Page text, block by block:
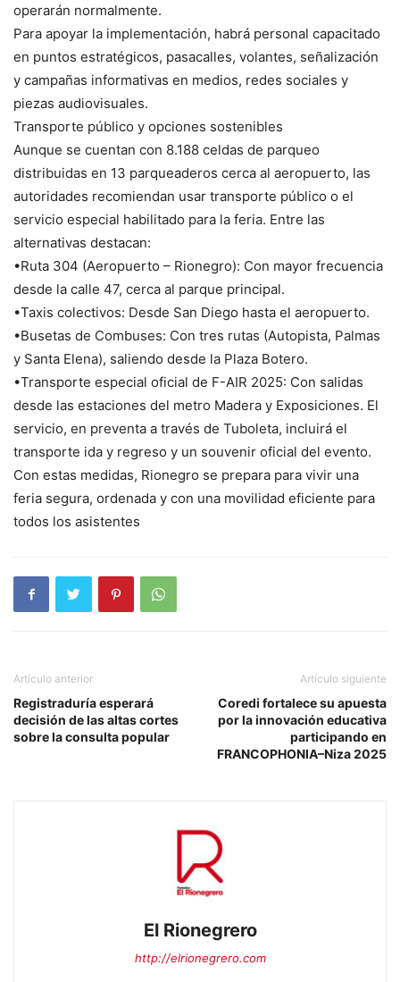
operarán normalmente.
Para apoyar la implementación, habrá personal capacitado
en puntos estratégicos, pasacalles, volantes, señalización
y campañas informativas en medios, redes sociales y
piezas audiovisuales.
Transporte público y opciones sostenibles
Aunque se cuentan con 8.188 celdas de parqueo
distribuidas en 13 parqueaderos cerca al aeropuerto, las
autoridades recomiendan usar transporte público o el
servicio especial habilitado para la feria. Entre las
alternativas destacan:
•Ruta 304 (Aeropuerto – Rionegro): Con mayor frecuencia
desde la calle 47, cerca al parque principal.
•Taxis colectivos: Desde San Diego hasta el aeropuerto.
•Busetas de Combuses: Con tres rutas (Autopista, Palmas
y Santa Elena), saliendo desde la Plaza Botero.
•Transporte especial oficial de F-AIR 2025: Con salidas
desde las estaciones del metro Madera y Exposiciones. El
servicio, en preventa a través de Tuboleta, incluirá el
transporte ida y regreso y un souvenir oficial del evento.
Con estas medidas, Rionegro se prepara para vivir una
feria segura, ordenada y con una movilidad eficiente para
todos los asistentes
Artículo anterior
Registraduría esperará
decisión de las altas cortes
sobre la consulta popular
Artículo siguiente
Coredi fortalece su apuesta
por la innovación educativa
participando en
FRANCOPHONIA–Niza 2025
El Rionegrero
http://elrionegrero.com